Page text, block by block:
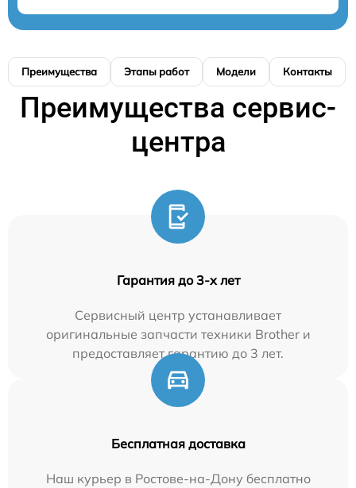
Преимущества Этапы работ Модели Контакты
Преимущества сервис-
центра
Гарантия до 3-х лет
Сервисный центр устанавливает
оригинальные запчасти техники Brother и
предоставляет гарантию до 3 лет.
Бесплатная доставка
Наш курьер в Ростове-на-Дону бесплатно